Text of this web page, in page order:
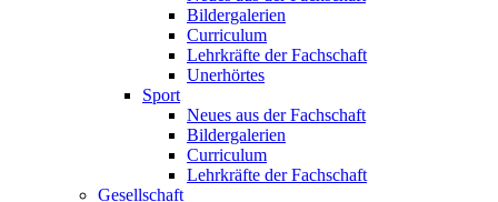
Bildergalerien
Curriculum
Lehrkräfte der Fachschaft
Unerhörtes
Sport
Neues aus der Fachschaft
Bildergalerien
Curriculum
Lehrkräfte der Fachschaft
Gesellschaft